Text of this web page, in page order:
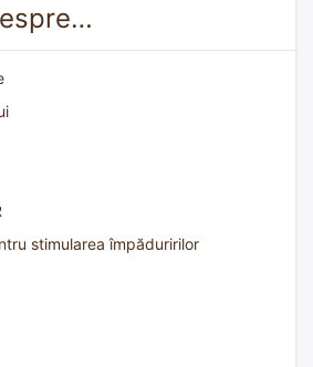
stimularea împăduririlor